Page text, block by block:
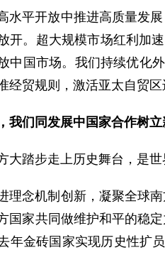
水平开放中推进高质量发
开。超大规模市场红利加
中国市场。我们持续优化
经贸规则，激活亚太自贸
我们同发展中国家合作树
大踏步走上历史舞台，是
理念机制创新，凝聚全球
国家共同做维护和平的稳
年金砖国家实现历史性扩